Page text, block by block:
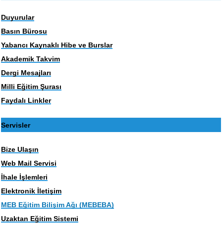
Duyurular
Basın Bürosu
Yabancı Kaynaklı Hibe ve Burslar
Akademik Takvim
Dergi Mesajları
Milli Eğitim Şurası
Faydalı Linkler
Servisler
Bize Ulaşın
Web Mail Servisi
İhale İşlemleri
Elektronik İletişim
MEB Eğitim Bilişim Ağı (MEBEBA)
Uzaktan Eğitim Sistemi